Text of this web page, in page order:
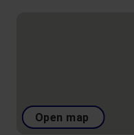
Open map